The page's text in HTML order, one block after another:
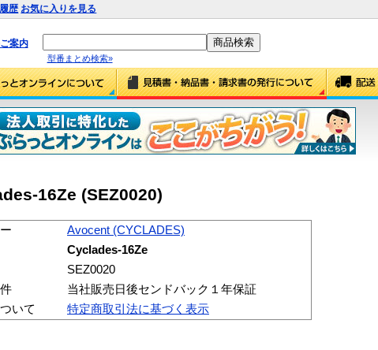
歴 お気に入りを見る
案内
型番まとめ検索»
16Ze (SEZ0020)
Avocent (CYCLADES)
Cyclades-16Ze
SEZ0020
当社販売日後センドバック１年保証
いて
特定商取引法に基づく表示